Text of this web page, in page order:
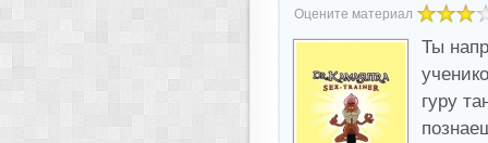
Оцените материал
Ты
гуру